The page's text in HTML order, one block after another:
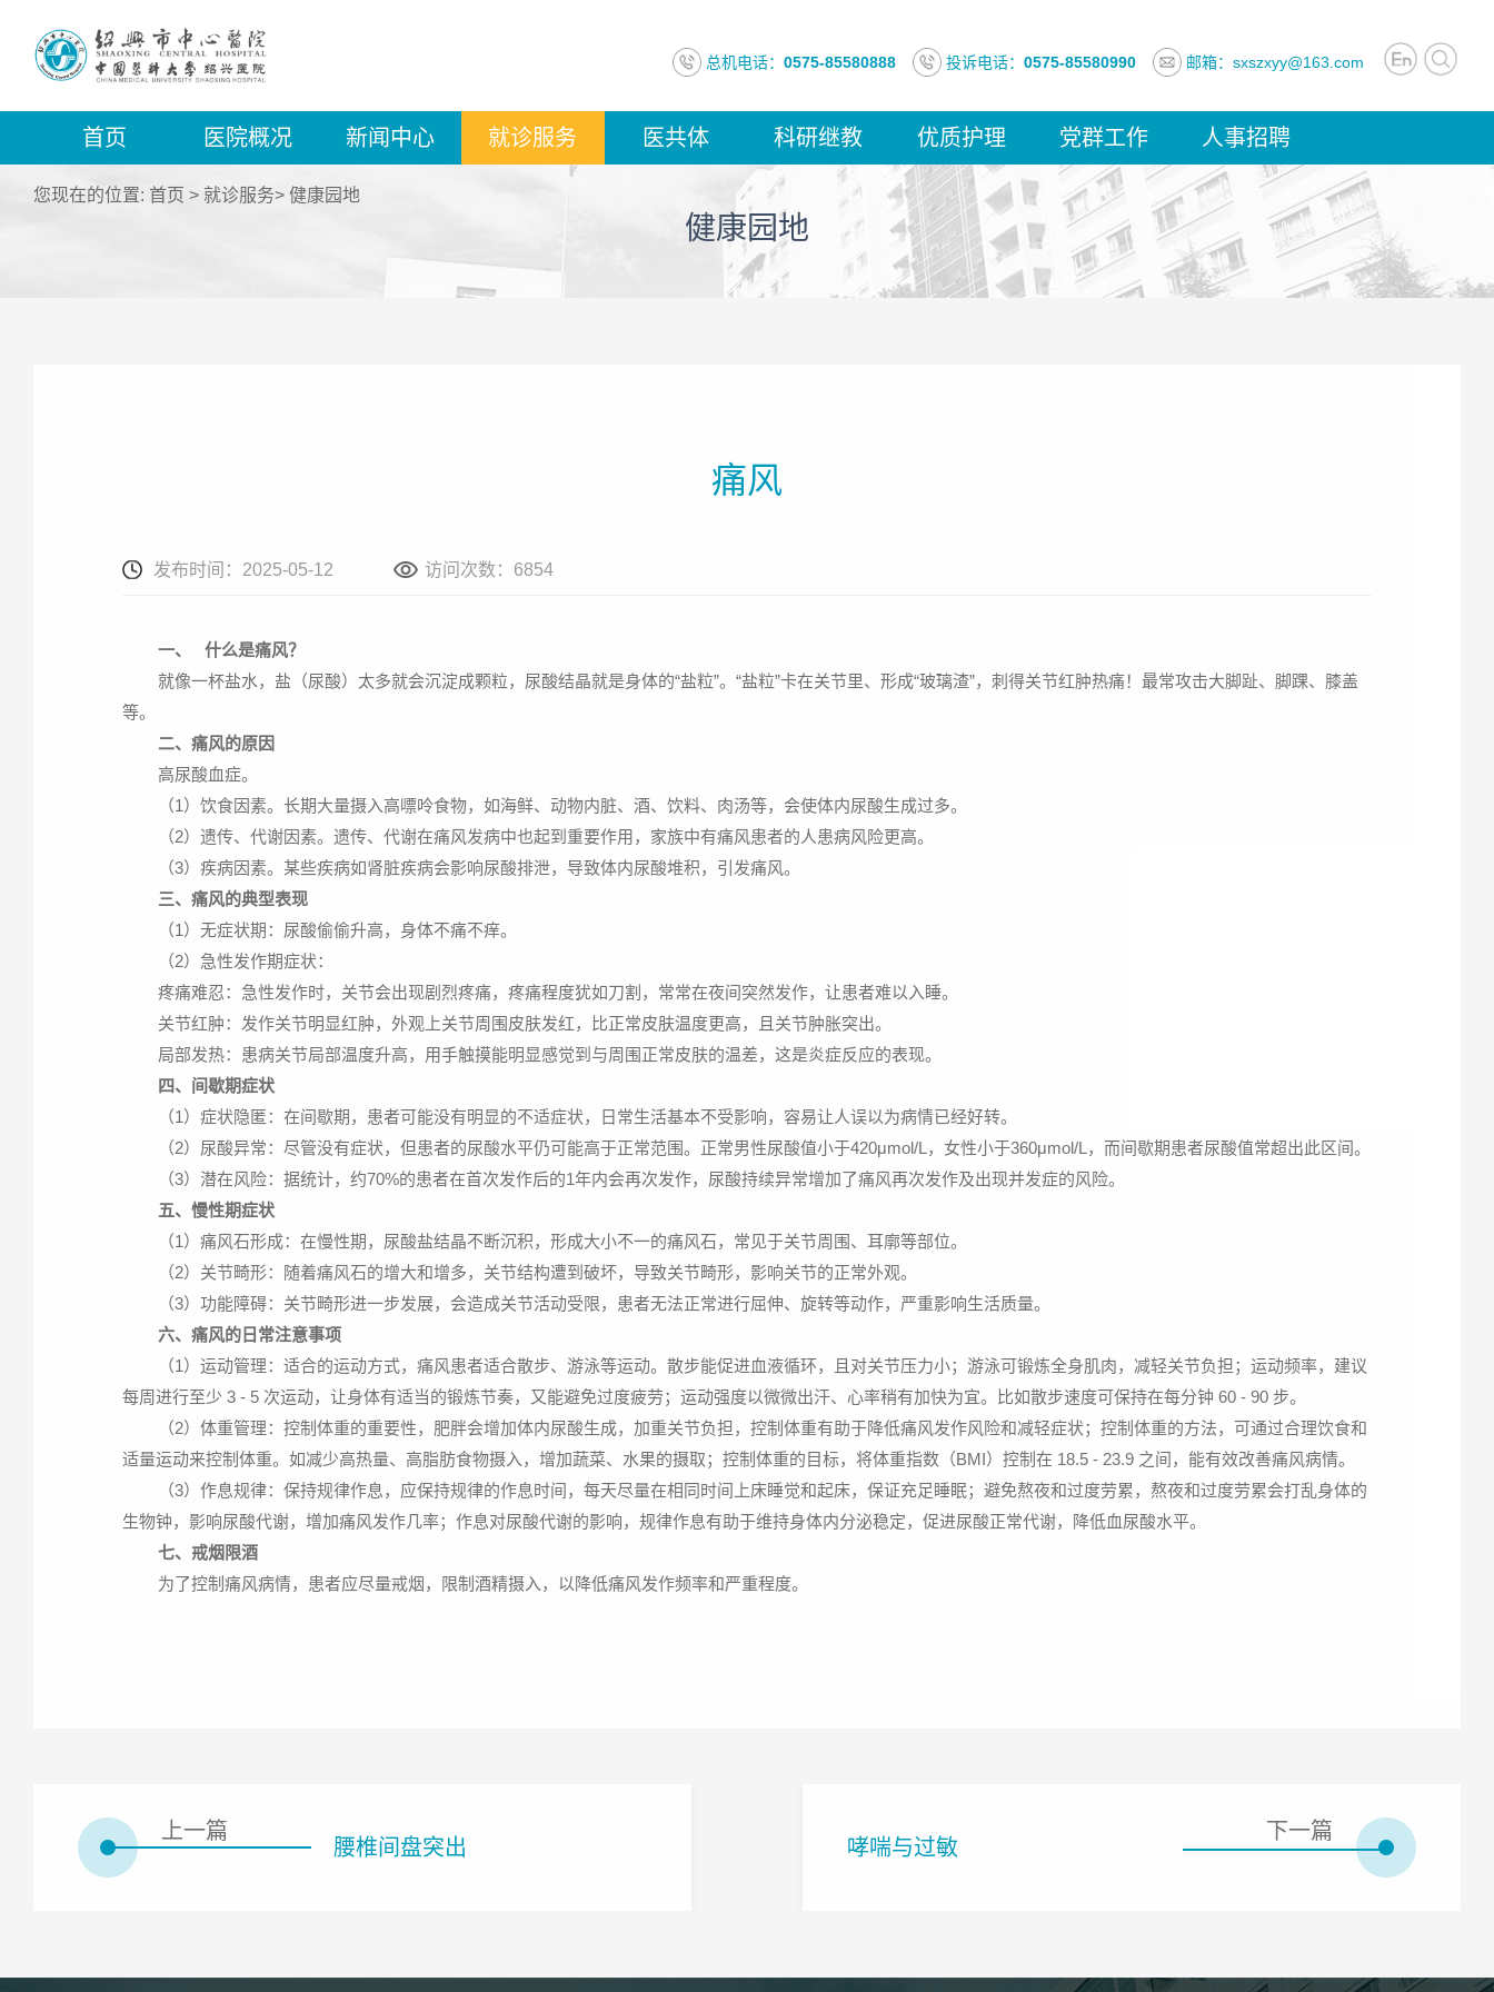
总机电话： 0575-85580888 投诉电话： 0575-85580990 邮箱：sxszxyy@163.com
首页 医院概况 新闻中心 就诊服务 医共体 科研继教 优质护理 党群工作 人事招聘
您现在的位置: 首页 > 就诊服务> 健康园地
健康园地
痛风
发布时间：2025-05-12 访问次数：6854
一、 什么是痛风？
就像一杯盐水，盐（尿酸）太多就会沉淀成颗粒，尿酸结晶就是身体的“盐粒”。“盐粒”卡在关节里、形成“玻璃渣”，刺得关节红肿热痛！最常攻击大脚趾、脚踝、膝盖
等。
二、痛风的原因
高尿酸血症。
（1）饮食因素。长期大量摄入高嘌呤食物，如海鲜、动物内脏、酒、饮料、肉汤等，会使体内尿酸生成过多。
（2）遗传、代谢因素。遗传、代谢在痛风发病中也起到重要作用，家族中有痛风患者的人患病风险更高。
（3）疾病因素。某些疾病如肾脏疾病会影响尿酸排泄，导致体内尿酸堆积，引发痛风。
三、痛风的典型表现
（1）无症状期：尿酸偷偷升高，身体不痛不痒。
（2）急性发作期症状：
疼痛难忍：急性发作时，关节会出现剧烈疼痛，疼痛程度犹如刀割，常常在夜间突然发作，让患者难以入睡。
关节红肿：发作关节明显红肿，外观上关节周围皮肤发红，比正常皮肤温度更高，且关节肿胀突出。
局部发热：患病关节局部温度升高，用手触摸能明显感觉到与周围正常皮肤的温差，这是炎症反应的表现。
四、间歇期症状
（1）症状隐匿：在间歇期，患者可能没有明显的不适症状，日常生活基本不受影响，容易让人误以为病情已经好转。
（2）尿酸异常：尽管没有症状，但患者的尿酸水平仍可能高于正常范围。正常男性尿酸值小于420μmol/L，女性小于360μmol/L，而间歇期患者尿酸值常超出此区间。
（3）潜在风险：据统计，约70%的患者在首次发作后的1年内会再次发作，尿酸持续异常增加了痛风再次发作及出现并发症的风险。
五、慢性期症状
（1）痛风石形成：在慢性期，尿酸盐结晶不断沉积，形成大小不一的痛风石，常见于关节周围、耳廓等部位。
（2）关节畸形：随着痛风石的增大和增多，关节结构遭到破坏，导致关节畸形，影响关节的正常外观。
（3）功能障碍：关节畸形进一步发展，会造成关节活动受限，患者无法正常进行屈伸、旋转等动作，严重影响生活质量。
六、痛风的日常注意事项
（1）运动管理：适合的运动方式，痛风患者适合散步、游泳等运动。散步能促进血液循环，且对关节压力小；游泳可锻炼全身肌肉，减轻关节负担；运动频率，建议
每周进行至少 3 - 5 次运动，让身体有适当的锻炼节奏，又能避免过度疲劳；运动强度以微微出汗、心率稍有加快为宜。比如散步速度可保持在每分钟 60 - 90 步。
（2）体重管理：控制体重的重要性，肥胖会增加体内尿酸生成，加重关节负担，控制体重有助于降低痛风发作风险和减轻症状；控制体重的方法，可通过合理饮食和
适量运动来控制体重。如减少高热量、高脂肪食物摄入，增加蔬菜、水果的摄取；控制体重的目标，将体重指数（BMI）控制在 18.5 - 23.9 之间，能有效改善痛风病情。
（3）作息规律：保持规律作息，应保持规律的作息时间，每天尽量在相同时间上床睡觉和起床，保证充足睡眠；避免熬夜和过度劳累，熬夜和过度劳累会打乱身体的
生物钟，影响尿酸代谢，增加痛风发作几率；作息对尿酸代谢的影响，规律作息有助于维持身体内分泌稳定，促进尿酸正常代谢，降低血尿酸水平。
七、戒烟限酒
为了控制痛风病情，患者应尽量戒烟，限制酒精摄入，以降低痛风发作频率和严重程度。
上一篇
腰椎间盘突出
下一篇
哮喘与过敏